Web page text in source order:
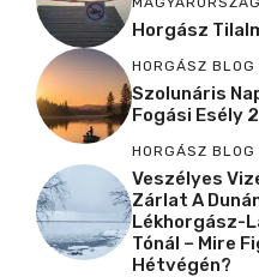
Horgász
HORGÁSZ BLOG
Szolunáris
Fogási Esély
HORGÁSZ BLOG
Veszélyes
Zárlat A
Lékhorgász-
Tónál – Mire
Hétvégén?